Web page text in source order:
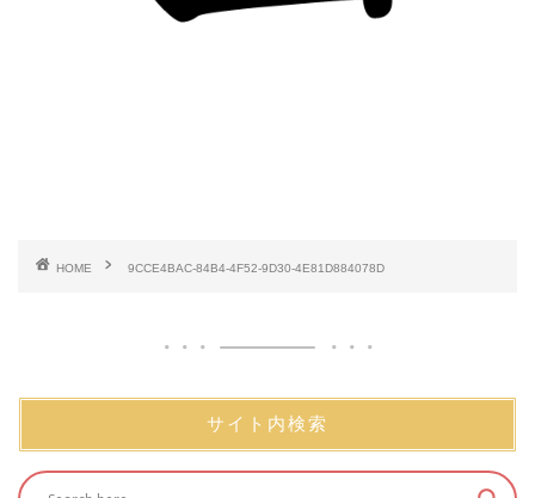
HOME 9CCE4BAC-84B4-4F52-9D30-4E81D884078D
サイト内検索